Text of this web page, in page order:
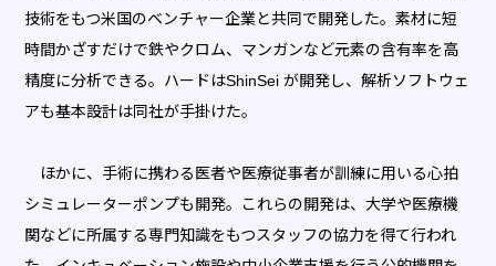
技術をもつ米国のベンチャー企業と共同で開発した。素材に短
時間かざすだけで鉄やクロム、マンガンなど元素の含有率を高
精度に分析できる。ハードはShinSei が開発し、解析ソフトウェ
アも基本設計は同社が手掛けた。
ほかに、手術に携わる医者や医療従事者が訓練に用いる心拍
シミュレーターポンプも開発。これらの開発は、大学や医療機
関などに所属する専門知識をもつスタッフの協力を得て行われ